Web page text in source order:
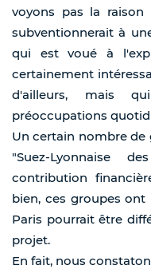
voyons pas la
subventionnerait à
qui est voué à
certainement
d'ailleurs, mais
préoccupations
Un certain nombre de
"Suez-Lyonnaise
contribution
bien, ces groupes
Paris pourrait être
projet.
En fait, nous